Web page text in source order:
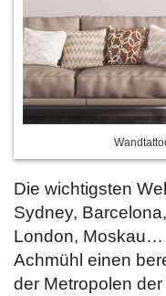
Die wichtigsten
Sydney,
London, Moskau…
Achmühl einen
der Metropolen